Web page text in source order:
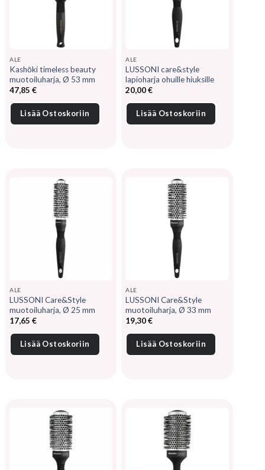
ALE
Kashōki timeless beauty
muotoiluharja, Ø 53 mm
47,85 €
Lisää Ostoskoriin
ALE
LUSSONI care&style
lapioharja ohuille hiuksille
20,00€
Lisää Ostoskoriin
ALE
LUSSONI Care&Style
muotoiluharja, Ø 25 mm
17,65 €
Lisää Ostoskoriin
ALE
LUSSONI Care&Style
muotoiluharja, Ø 33 mm
19,30€
Lisää Ostoskoriin